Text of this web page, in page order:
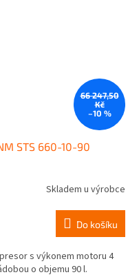
66 247,50
Kč
–10 %
STS 660-10-90
Skladem u výrobce
Do košíku
s výkonem motoru 4
o objemu 90 l.